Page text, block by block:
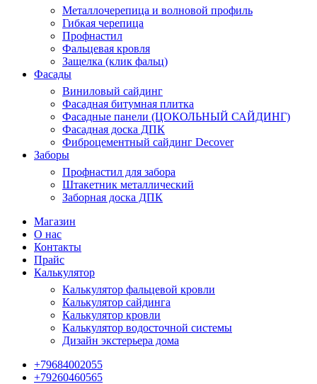
Металлочерепица и волновой профиль
Гибкая черепица
Профнастил
Фальцевая кровля
Защелка (клик фальц)
Фасады
Виниловый сайдинг
Фасадная битумная плитка
Фасадные панели (ЦОКОЛЬНЫЙ САЙДИНГ)
Фасадная доска ДПК
Фиброцементный сайдинг Decover
Заборы
Профнастил для забора
Штакетник металлический
Заборная доска ДПК
Магазин
О нас
Контакты
Прайс
Калькулятор
Калькулятор фальцевой кровли
Калькулятор сайдинга
Калькулятор кровли
Калькулятор водосточной системы
Дизайн экстерьера дома
+79684002055
+79260460565